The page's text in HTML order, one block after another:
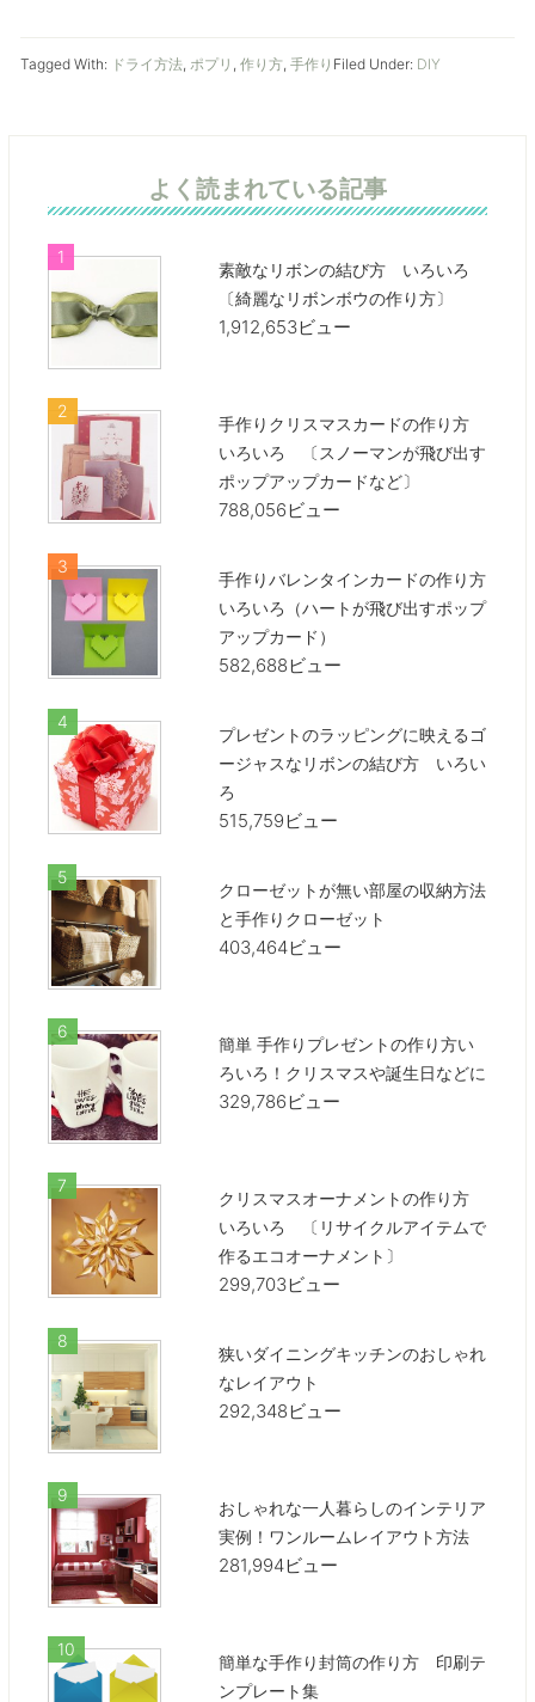
Filed Under: DIY
Tagged With: ドライ方法, ポプリ , 作り方, 手作り
よく読まれている記事
素敵なリボンの結び方 いろいろ
〔綺麗なリボンボウの作り方〕
1,912,653ビュー
手作りクリスマスカードの作り方
いろいろ 〔スノーマンが飛び出す
ポップアップカードなど〕
788,056ビュー
手作りバレンタインカードの作り方
いろいろ（ハートが飛び出すポップ
アップカード）
582,688ビュー
プレゼントのラッピングに映えるゴ
ージャスなリボンの結び方 いろい
ろ
515,759ビュー
クローゼットが無い部屋の収納方法
と手作りクローゼット
403,464ビュー
簡単 手作りプレゼントの作り方い
ろいろ！クリスマスや誕生日などに
329,786ビュー
クリスマスオーナメントの作り方
いろいろ 〔リサイクルアイテムで
作るエコオーナメント〕
299,703ビュー
狭いダイニングキッチンのおしゃれ
なレイアウト
292,348ビュー
おしゃれな一人暮らしのインテリア
実例！ワンルームレイアウト方法
281,994ビュー
簡単な手作り封筒の作り方 印刷テ
ンプレート集